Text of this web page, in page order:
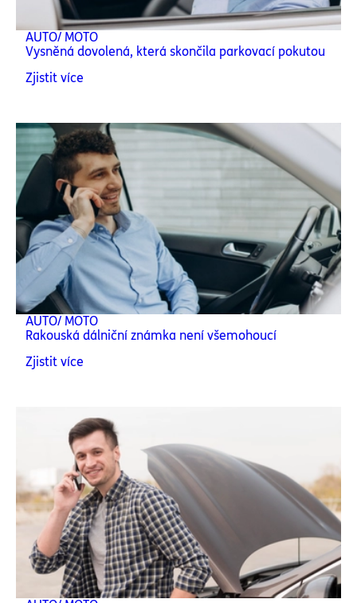
AUTO/ MOTO
Vysněná dovolená, která skončila parkovací pokutou
Zjistit více
AUTO/ MOTO
Rakouská dálniční známka není všemohoucí
Zjistit více